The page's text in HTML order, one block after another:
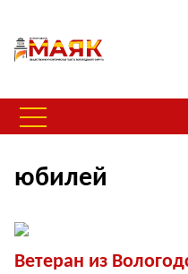
юбилей
Ветеран из